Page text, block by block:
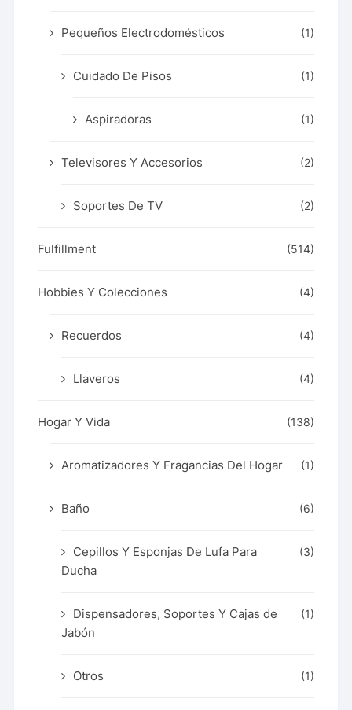
Pequeños Electrodomésticos (1)
Cuidado De Pisos (1)
Aspiradoras (1)
Televisores Y Accesorios (2)
Soportes De TV (2)
Fulfillment (514)
Hobbies Y Colecciones (4)
Recuerdos (4)
Llaveros (4)
Hogar Y Vida (138)
Aromatizadores Y Fragancias Del Hogar (1)
Baño (6)
Cepillos Y Esponjas De Lufa Para
Ducha
(3)
Dispensadores, Soportes Y Cajas de
Jabón
(1)
Otros (1)